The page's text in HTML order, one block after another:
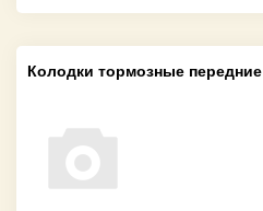
Колодки тормозные передние